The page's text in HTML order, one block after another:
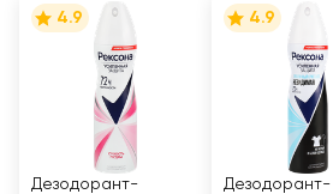
4.9
Дезодорант-
4.9
Дезодорант-